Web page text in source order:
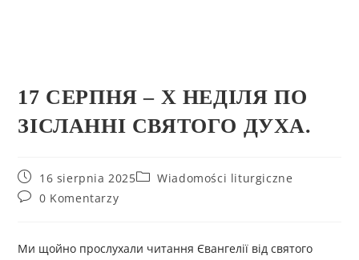
17 СЕРПНЯ – Х НЕДІЛЯ ПО
ЗІСЛАННІ СВЯТОГО ДУХА.
16 sierpnia 2025
Wiadomości liturgiczne
0 Komentarzy
Ми щойно прослухали читання Євангелії від святого